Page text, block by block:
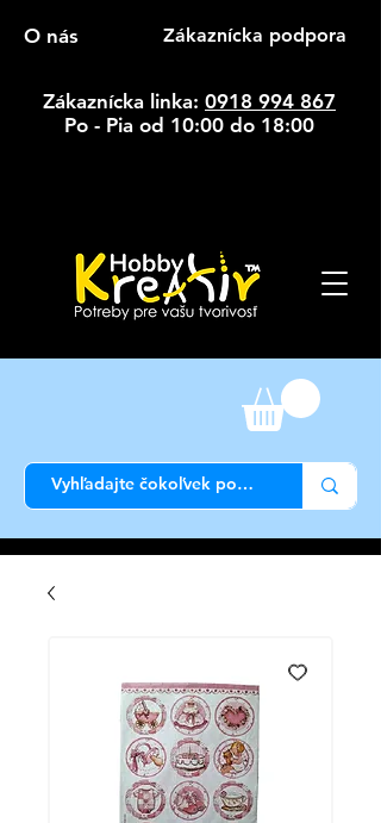
O nás Zákaznícka podpora
Zákaznícka linka: 0918 994 867
Po - Pia od 10:00 do 18:00